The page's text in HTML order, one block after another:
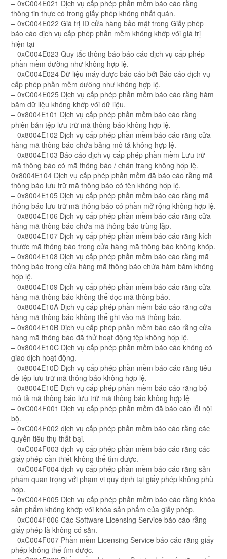
– 0xC004E021 Dịch vụ cấp phép phần mềm báo cáo rằng
thông tin thực có trong giấy phép không nhất quán.
– 0xC004E022 Giá trị ID cửa hàng bảo mật trong Giấy phép
báo cáo dịch vụ cấp phép phần mềm không khớp với giá trị
hiện tại
– 0xC004E023 Quy tắc thông báo báo cáo dịch vụ cấp phép
phần mềm dường như không hợp lệ.
– 0xC004E024 Dữ liệu máy được báo cáo bởi Báo cáo dịch vụ
cấp phép phần mềm dường như không hợp lệ.
– 0xC004E025 Dịch vụ cấp phép phần mềm báo cáo rằng hàm
băm dữ liệu không khớp với dữ liệu.
– 0x8004E101 Dịch vụ cấp phép phần mềm báo cáo rằng
phiên bản tệp lưu trữ mã thông báo không hợp lệ.
– 0x8004E102 Dịch vụ cấp phép phần mềm báo cáo rằng cửa
hàng mã thông báo chứa bảng mô tả không hợp lệ.
– 0x8004E103 Báo cáo dịch vụ cấp phép phần mềm Lưu trữ
mã thông báo có mã thông báo / chân trang không hợp lệ.
0x8004E104 Dịch vụ cấp phép phần mềm đã báo cáo rằng mã
thông báo lưu trữ mã thông báo có tên không hợp lệ.
– 0x8004E105 Dịch vụ cấp phép phần mềm báo cáo rằng mã
thông báo lưu trữ mã thông báo có phần mở rộng không hợp lệ.
– 0x8004E106 Dịch vụ cấp phép phần mềm báo cáo rằng cửa
hàng mã thông báo chứa mã thông báo trùng lặp.
– 0x8004E107 Dịch vụ cấp phép phần mềm báo cáo rằng kích
thước mã thông báo trong cửa hàng mã thông báo không khớp.
– 0x8004E108 Dịch vụ cấp phép phần mềm báo cáo rằng mã
thông báo trong cửa hàng mã thông báo chứa hàm băm không
hợp lệ.
– 0x8004E109 Dịch vụ cấp phép phần mềm báo cáo rằng cửa
hàng mã thông báo không thể đọc mã thông báo.
– 0x8004E10A Dịch vụ cấp phép phần mềm báo cáo rằng cửa
hàng mã thông báo không thể ghi vào mã thông báo.
– 0x8004E10B Dịch vụ cấp phép phần mềm báo cáo rằng cửa
hàng mã thông báo đã thử hoạt động tệp không hợp lệ.
– 0x8004E10C Dịch vụ cấp phép phần mềm báo cáo không có
giao dịch hoạt động.
– 0x8004E10D Dịch vụ cấp phép phần mềm báo cáo rằng tiêu
đề tệp lưu trữ mã thông báo không hợp lệ.
– 0x8004E10E Dịch vụ cấp phép phần mềm báo cáo rằng bộ
mô tả mã thông báo lưu trữ mã thông báo không hợp lệ
– 0xC004F001 Dịch vụ cấp phép phần mềm đã báo cáo lỗi nội
bộ.
– 0xC004F002 dịch vụ cấp phép phần mềm báo cáo rằng các
quyền tiêu thụ thất bại.
– 0xC004F003 dịch vụ cấp phép phần mềm báo cáo rằng các
giấy phép cần thiết không thể tìm được.
– 0xC004F004 dịch vụ cấp phép phần mềm báo cáo rằng sản
phẩm quan trọng với phạm vi quy định tại giấy phép không phù
hợp.
– 0xC004F005 Dịch vụ cấp phép phần mềm báo cáo rằng khóa
sản phẩm không khớp với khóa sản phẩm của giấy phép.
– 0xC004F006 Các Software Licensing Service báo cáo rằng
giấy phép là không có sẵn.
– 0xC004F007 Phần mềm Licensing Service báo cáo rằng giấy
phép không thể tìm được.